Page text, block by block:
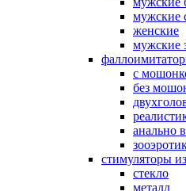
мужские
женские
мужские
с
без
анально
стимуляторы
стекло
металл